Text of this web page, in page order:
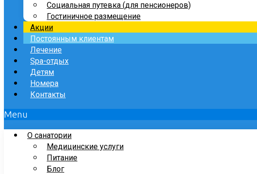
Социальная путевка (для пенсионеров)
Гостиничное размещение
Акции
Постоянным клиентам
Лечение
Spa-отдых
Детям
Номера
Контакты
Menu
О санатории
Медицинские услуги
Питание
Блог